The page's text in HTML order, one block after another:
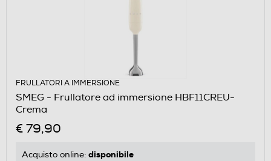
FRULLATORI A IMMERSIONE
SMEG - Frullatore ad immersione HBF11CREU-
Crema
€ 79,90
Acquisto online: disponibile